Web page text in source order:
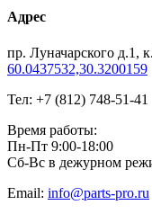
Адрес
пр. Луначарского д.1,
60.0437532,30.3200159
Тел: +7 (812) 748-51-41
Время работы:
Пн-Пт 9:00-18:00
Сб-Вс в дежурном
Email: info@parts-pro.ru